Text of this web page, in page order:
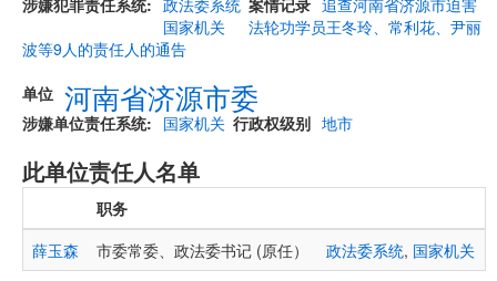
涉嫌犯罪责任系统
政法委系统
国家机关
案情记录 追查河南省济源市迫害
法轮功学员王冬玲、常利花、尹丽
波等9人的责任人的通告
单位 河南省济源市委
涉嫌单位责任系统 国家机关 行政权级别 地市
此单位责任人名单
职务
薛玉森
市委常委、政法委书记 (原任） 政法委系统, 国家机关